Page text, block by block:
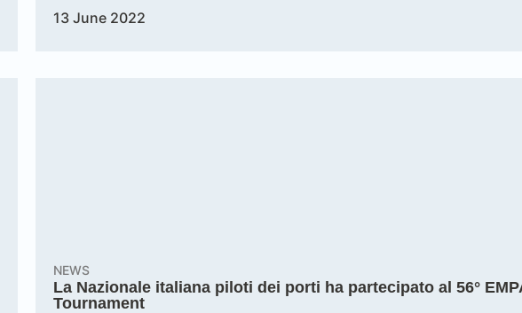
13 June 2022
NEWS
La Nazionale italiana piloti dei porti ha partecipato al 56°
Tournament